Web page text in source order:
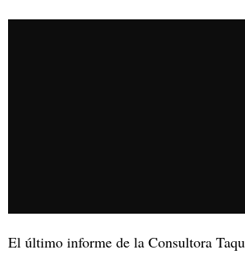
El último informe de la Consultora